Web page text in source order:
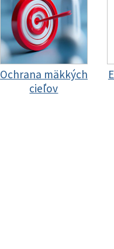
Ochrana mäkkých
cieľov